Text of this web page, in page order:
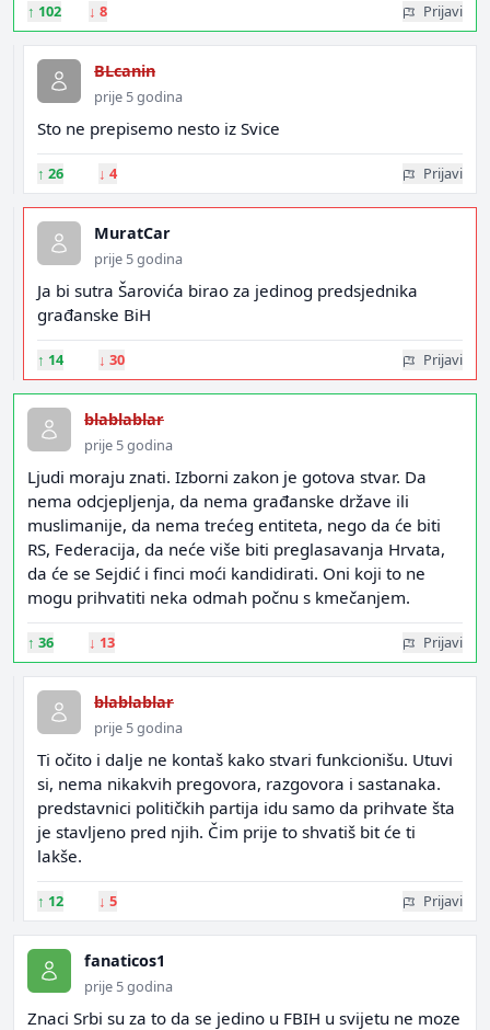
↑ 102 ↓ 8 Prijavi
BLcanin
prije 5 godina
Sto ne prepisemo nesto iz Svice
↑ 26 ↓ 4 Prijavi
MuratCar
prije 5 godina
Ja bi sutra Šarovića birao za jedinog predsjednika
građanske BiH
↑ 14 ↓ 30 Prijavi
blablablar
prije 5 godina
Ljudi moraju znati. Izborni zakon je gotova stvar. Da
nema odcjepljenja, da nema građanske države ili
muslimanije, da nema trećeg entiteta, nego da će biti
RS, Federacija, da neće više biti preglasavanja Hrvata,
da će se Sejdić i finci moći kandidirati. Oni koji to ne
mogu prihvatiti neka odmah počnu s kmečanjem.
↑ 36 ↓ 13 Prijavi
blablablar
prije 5 godina
Ti očito i dalje ne kontaš kako stvari funkcionišu. Utuvi
si, nema nikakvih pregovora, razgovora i sastanaka.
predstavnici političkih partija idu samo da prihvate šta
je stavljeno pred njih. Čim prije to shvatiš bit će ti
lakše.
↑ 12 ↓ 5 Prijavi
fanaticos1
prije 5 godina
Znaci Srbi su za to da se jedino u FBIH u svijetu ne moze